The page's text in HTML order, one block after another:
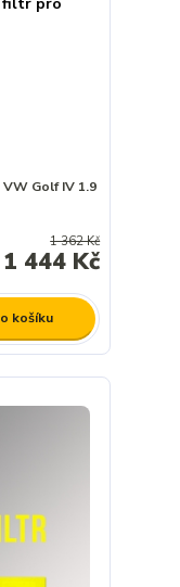
Golf IV 1.9
1 362 Kč
1 444 Kč
košíku